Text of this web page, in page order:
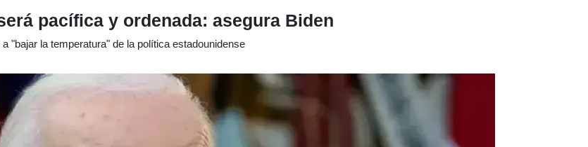
pacífica y ordenada: asegura Biden
"bajar la temperatura" de la política estadounidense